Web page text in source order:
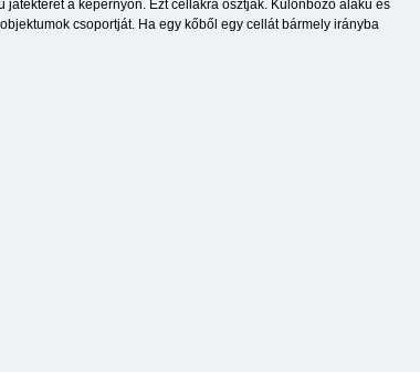
a képernyőn. Ezt cellákra osztják. Különböző alakú és
csoportját. Ha egy kőből egy cellát bármely irányba